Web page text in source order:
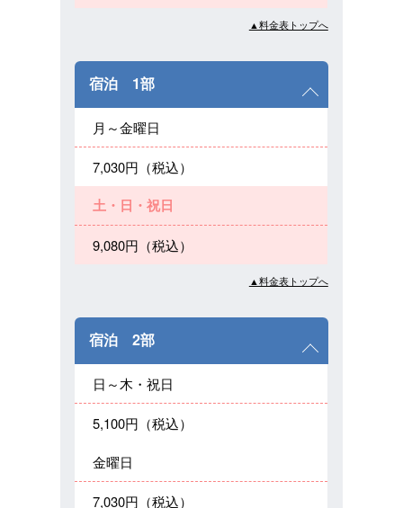
▲料金表トップへ
宿泊 1部
月～金曜日
7,030円（税込）
土・日・祝日
9,080円（税込）
▲料金表トップへ
宿泊 2部
日～木・祝日
5,100円（税込）
金曜日
7,030円（税込）